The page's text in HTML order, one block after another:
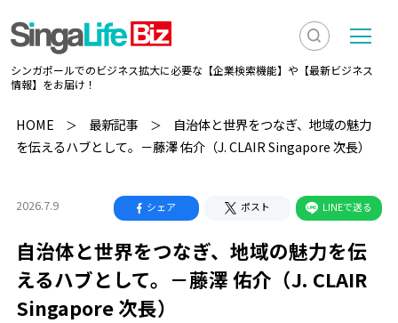
シンガポールでのビジネス拡大に必要な【企業検索機能】や【最新ビジネス
情報】をお届け！
検
索
検
索
表
メ
ニ
ー
HOME 最新記事
自治体と世界をつなぎ、地域の魅力
を伝えるハブとして。－藤澤 佑介（J. CLAIR Singapore 次長）
2026.7.9 シェア ポスト LINEで送る
自治体と世界をつなぎ、地域の魅力を伝
えるハブとして。－藤澤 佑介（J. CLAIR
Singapore 次長）